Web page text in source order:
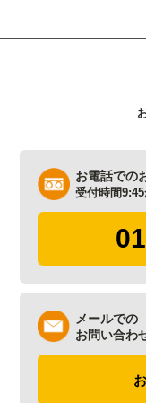
お電話での
受付時間
メールでの
お問い合わ